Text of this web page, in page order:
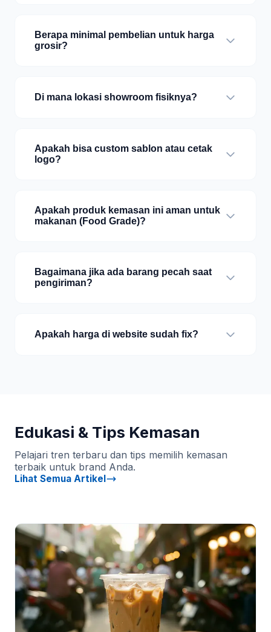
Berapa minimal pembelian untuk harga
grosir?
Di mana lokasi showroom fisiknya?
Apakah bisa custom sablon atau cetak
logo?
Apakah produk kemasan ini aman untuk
makanan (Food Grade)?
Bagaimana jika ada barang pecah saat
pengiriman?
Apakah harga di website sudah fix?
Edukasi & Tips Kemasan
Pelajari tren terbaru dan tips memilih kemasan
terbaik untuk brand Anda.
Lihat Semua Artikel